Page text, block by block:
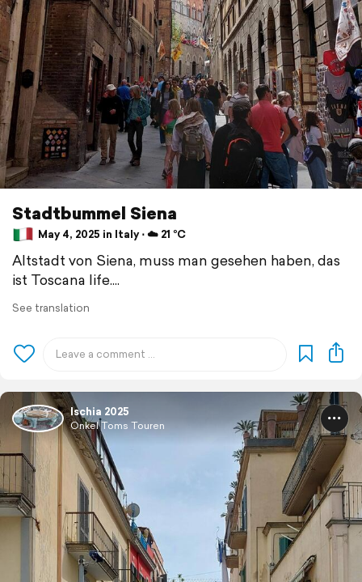
Stadtbummel Siena
May 4, 2025 in Italy ⋅ ☁️ 21 °C
Altstadt von Siena, muss man gesehen haben, das
ist Toscana life....
See translation
Ischia 2025
Onkel Toms Touren